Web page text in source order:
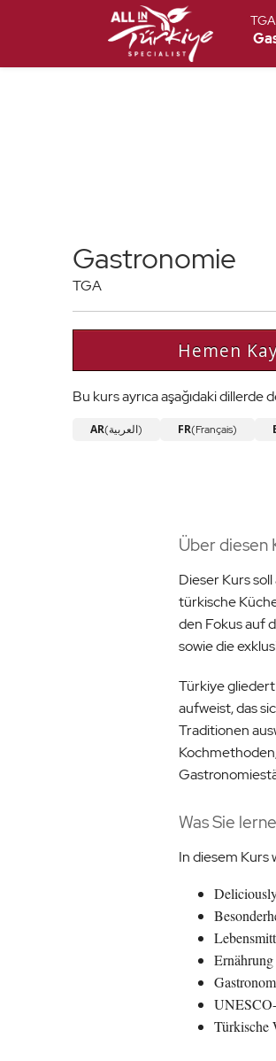
Gastronomie
TGA
Hemen
Bu kurs ayrıca aşağıdaki dillerde
AR (العربية) FR(Français)
Über diesen
Dieser Kurs
türkische
den Fokus auf
sowie die
Türkiye
aufweist, das
Traditionen
Was Sie
In diesem
Türkische